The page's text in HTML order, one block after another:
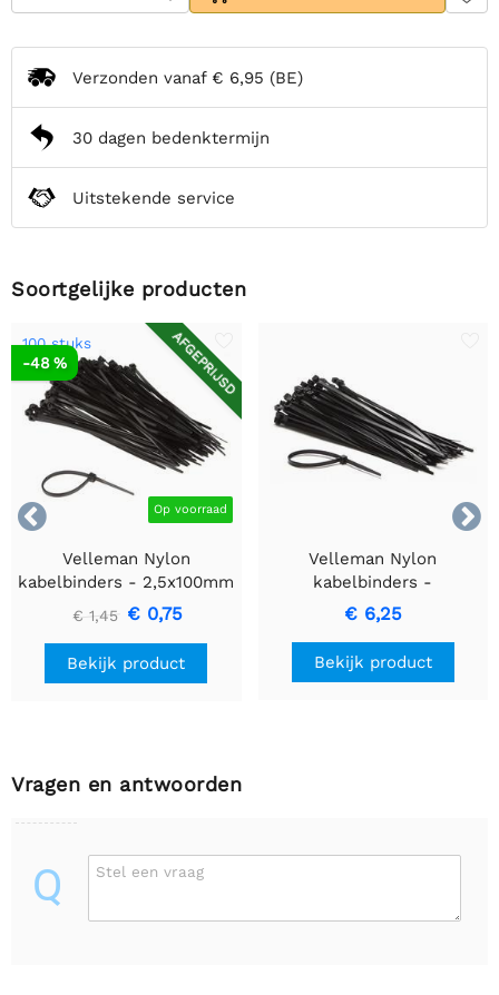
Verzonden vanaf € 6,95 (BE)
30 dagen bedenktermijn
Uitstekende service
Soortgelijke producten


AFGEPRIJSD
100 stuks
Op voorraad
-48 %
Velleman Nylon
kabelbinders - 2,5x100mm
- 100 stuks
€ 1,45 € 0,75
Bekijk product
Velleman Nylon
kabelbinders -
4,6x200mm - 100 stuks
€ 6,25
Bekijk product
Vragen en antwoorden
Q Stel een vraag